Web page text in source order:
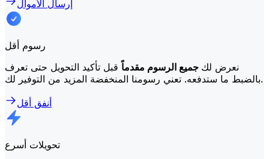
إرسال الأموال
رسوم أقل
نعرض لك جميع الرسوم مقدماًقبل تأكيد التحويل حتى تعرف
بالضبط ما ستدفعه. تعني رسومنا المنخفضة المزيد من التوفير لك.
أنفق أقل
تحويلات أسرع